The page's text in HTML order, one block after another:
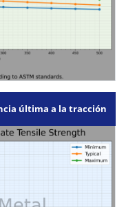
última a la tracción